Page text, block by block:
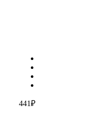
441₽